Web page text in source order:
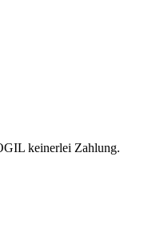
keinerlei Zahlung.